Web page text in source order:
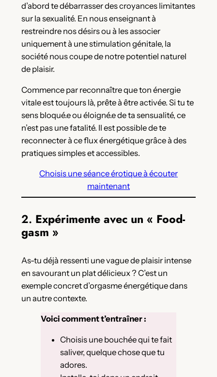
d’abord te débarrasser des croyances limitantes
sur la sexualité. En nous enseignant à
restreindre nos désirs ou à les associer
uniquement à une stimulation génitale, la
société nous coupe de notre potentiel naturel
de plaisir.
Commence par reconnaître que ton énergie
vitale est toujours là, prête à être activée. Si tu te
sens bloqué.e ou éloigné.e de ta sensualité, ce
n’est pas une fatalité. Il est possible de te
reconnecter à ce flux énergétique grâce à des
pratiques simples et accessibles.
Choisis une séance érotique à écouter
maintenant
2. Expérimente avec un « Food-
gasm »
As-tu déjà ressenti une vague de plaisir intense
en savourant un plat délicieux ? C’est un
exemple concret d’orgasme énergétique dans
un autre contexte.
Voici comment t’entraîner :
Choisis une bouchée qui te fait
saliver, quelque chose que tu
adores.